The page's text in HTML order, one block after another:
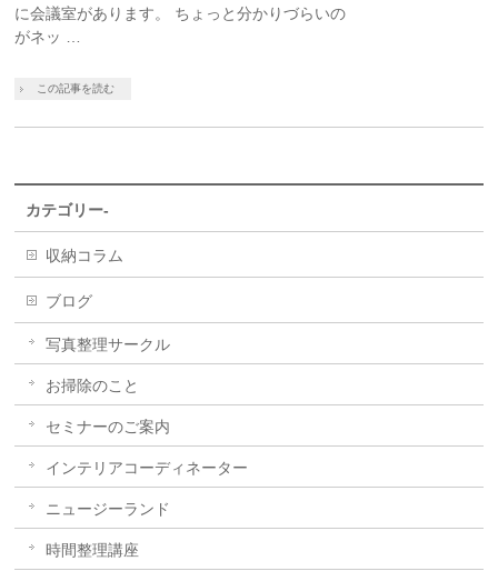
に会議室があります。 ちょっと分かりづらいの
がネッ …
この記事を読む
カテゴリー-
収納コラム
ブログ
写真整理サークル
お掃除のこと
セミナーのご案内
インテリアコーディネーター
ニュージーランド
時間整理講座